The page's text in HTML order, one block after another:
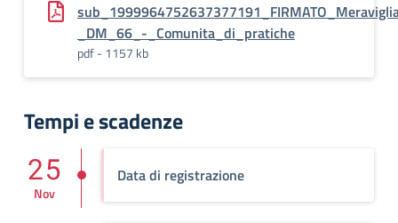
_DM_66_-_Comunita_di_pratiche
pdf - 1157 kb
Tempi e scadenze
Data di registrazione
25
Nov